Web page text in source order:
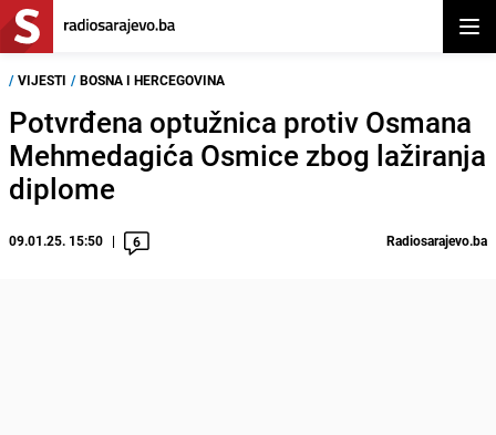
/ VIJESTI / BOSNA I HERCEGOVINA
Potvrđena optužnica protiv Osmana
Mehmedagića Osmice zbog lažiranja
diplome
09.01.25. 15:50 6 Radiosarajevo.ba